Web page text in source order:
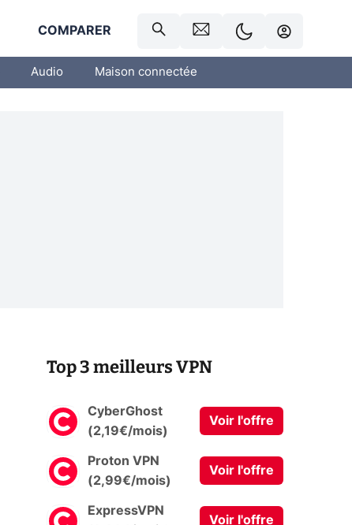
COMPARER
Audio Maison connectée
Top 3 meilleurs VPN
CyberGhost
(2,19€/mois)
Voir l'offre
Proton VPN
(2,99€/mois)
Voir l'offre
ExpressVPN
Voir l'offre